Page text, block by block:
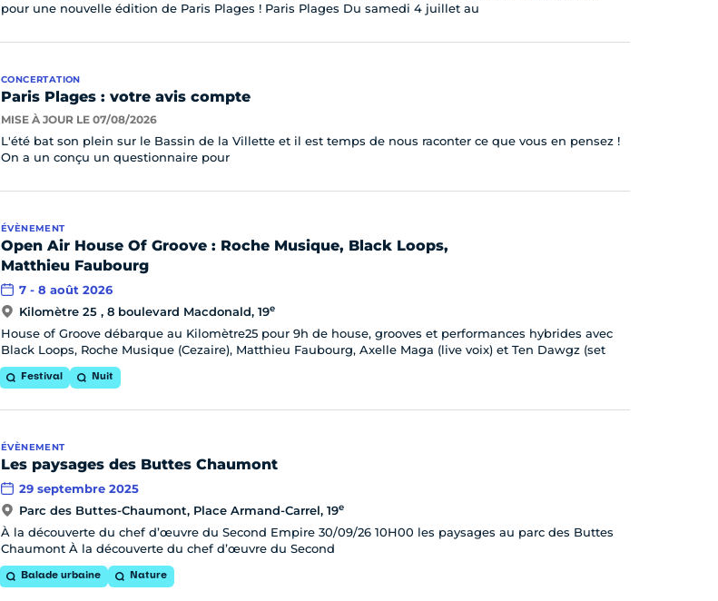
pour une nouvelle édition de Paris Plages ! Paris Plages Du samedi 4 juillet au
CONCERTATION
Paris Plages : votre avis compte
MISE À JOUR LE 07/08/2026
L'été bat son plein sur le Bassin de la Villette et il est temps de nous raconter ce que vous en pensez !
On a un conçu un questionnaire pour
ÉVÈNEMENT
Open Air House Of Groove : Roche Musique, Black Loops,
Matthieu Faubourg
7 - 8 août 2026
Kilomètre 25 , 8 boulevard Macdonald, 19e
House of Groove débarque au Kilomètre25 pour 9h de house, grooves et performances hybrides avec
Black Loops, Roche Musique (Cezaire), Matthieu Faubourg, Axelle Maga (live voix) et Ten Dawgz (set
Festival Nuit
ÉVÈNEMENT
Les paysages des Buttes Chaumont
29 septembre 2025
Parc des Buttes-Chaumont, Place Armand-Carrel, 19e
À la découverte du chef d’œuvre du Second Empire 30/09/26 10H00 les paysages au parc des Buttes
Chaumont À la découverte du chef d’œuvre du Second
Balade urbaine Nature